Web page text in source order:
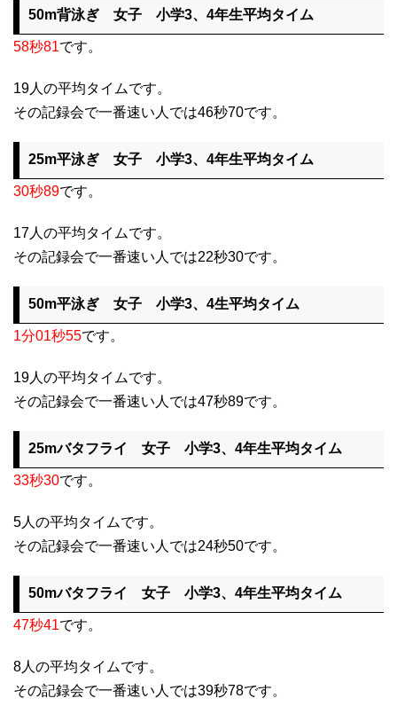
50m背泳ぎ 女子 小学3、4年生平均タイム
58秒81です。
19人の平均タイムです。
その記録会で一番速い人では46秒70です。
25m平泳ぎ 女子 小学3、4年生平均タイム
30秒89です。
17人の平均タイムです。
その記録会で一番速い人では22秒30です。
50m平泳ぎ 女子 小学3、4生平均タイム
1分01秒55です。
19人の平均タイムです。
その記録会で一番速い人では47秒89です。
25mバタフライ 女子 小学3、4年生平均タイム
33秒30です。
5人の平均タイムです。
その記録会で一番速い人では24秒50です。
50mバタフライ 女子 小学3、4年生平均タイム
47秒41です。
8人の平均タイムです。
その記録会で一番速い人では39秒78です。